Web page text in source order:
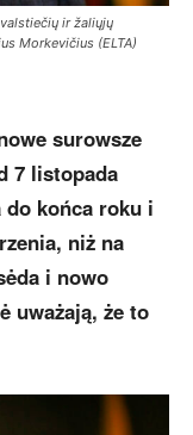
ir žaliųjų
Morkevičius (ELTA)
surowsze
7 listopada
do końca roku i
niż na
i nowo
uważają, że to